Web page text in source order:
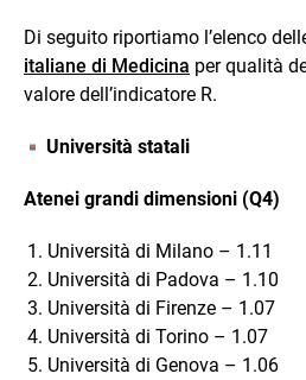
Di seguito riportiamo l’elenco
italiane di Medicina per qualità
valore dell’indicatore R.
Università statali
Atenei grandi dimensioni (Q4)
Università di Milano – 1.11
Università di Padova – 1.10
Università di Firenze – 1.07
Università di Torino – 1.07
Università di Genova – 1.06